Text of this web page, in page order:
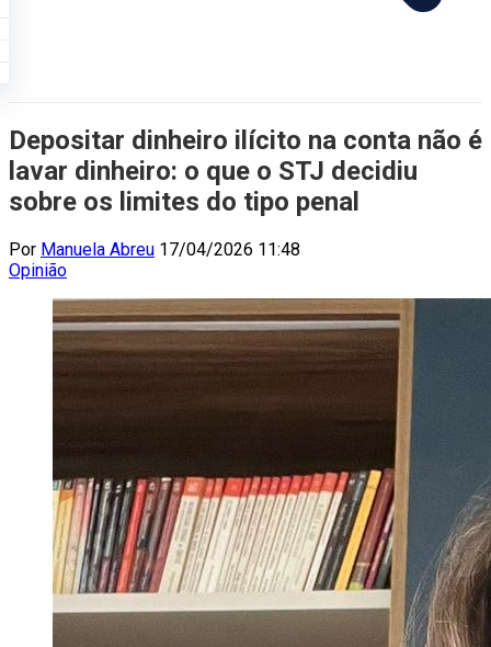
Depositar dinheiro ilícito na conta não é
lavar dinheiro: o que o STJ decidiu
sobre os limites do tipo penal
Por Manuela Abreu 17/04/2026 11:48
Opinião